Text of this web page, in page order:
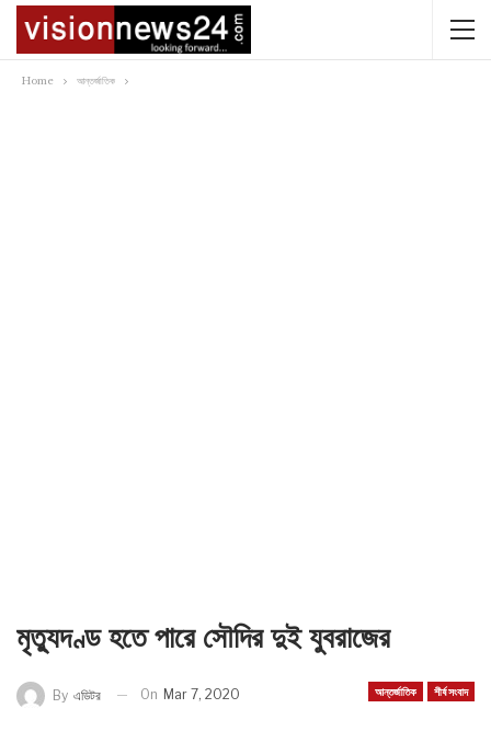
Home আন্তর্জাতিক
মৃত্যুদণ্ড হতে পারে সৌদির দুই যুবরাজের
আন্তর্জাতিক শীর্ষ সংবাদ
By এডিটর On Mar 7, 2020